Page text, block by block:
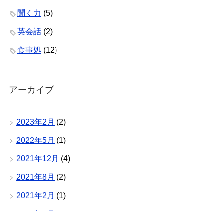
聞く力 (5)
英会話 (2)
食事処 (12)
アーカイブ
2023年2月 (2)
2022年5月 (1)
2021年12月 (4)
2021年8月 (2)
2021年2月 (1)